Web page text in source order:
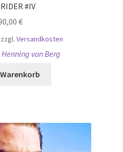
#IV
€
zzgl. Versandkosten
Henning von Berg